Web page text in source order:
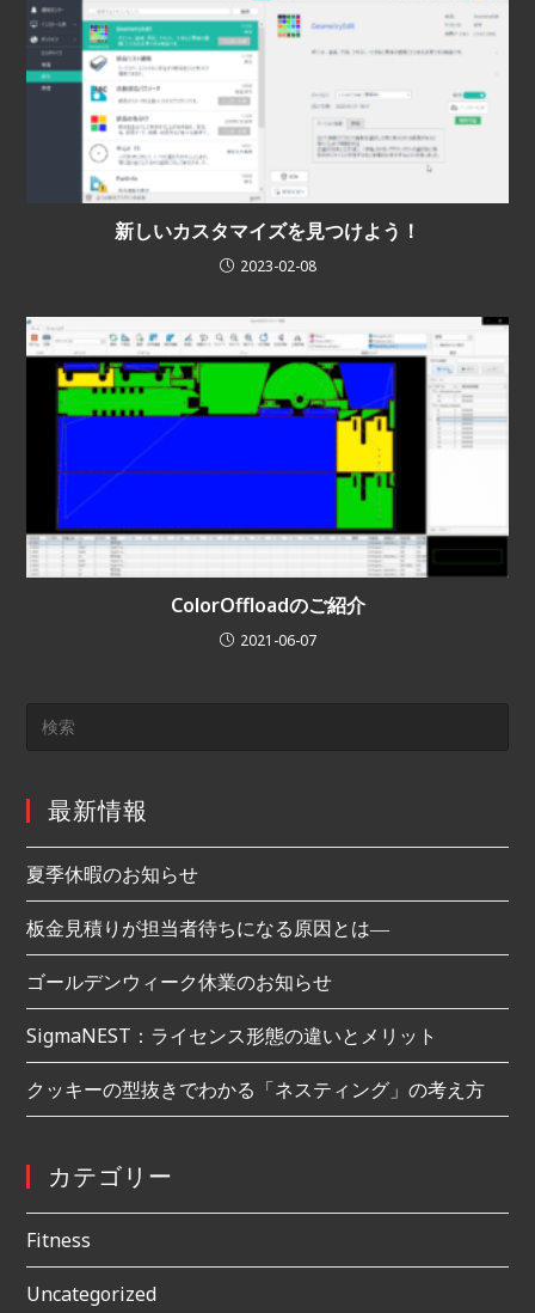
新しいカスタマイズを見つけよう！
2023-02-08
ColorOffloadのご紹介
2021-06-07
最新情報
夏季休暇のお知らせ
板金見積りが担当者待ちになる原因とは―
ゴールデンウィーク休業のお知らせ
SigmaNEST：ライセンス形態の違いとメリット
クッキーの型抜きでわかる「ネスティング」の考え方
カテゴリー
Fitness
Uncategorized